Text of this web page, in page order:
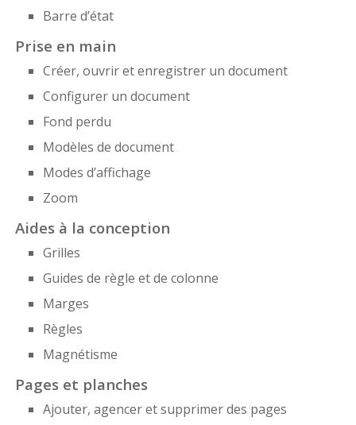
Barre d’état
Prise en main
Créer, ouvrir et enregistrer un document
Configurer un document
Fond perdu
Modèles de document
Modes d’affichage
Zoom
Aides à la conception
Grilles
Guides de règle et de colonne
Marges
Règles
Magnétisme
Pages et planches
Ajouter, agencer et supprimer des pages